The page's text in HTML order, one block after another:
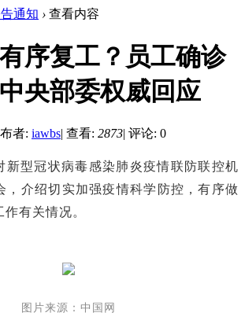
通知 › 查看内容
序复工？员工确诊
央部委权威回应
者: iawbs| 查看: 2873| 评论: 0
新型冠状病毒感染肺炎疫情联防联控机
，介绍切实加强疫情科学防控，有序做
有关情况。
图片来源：中国网